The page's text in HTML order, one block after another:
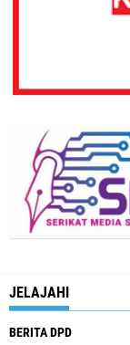
JELAJAHI
BERITA DPD